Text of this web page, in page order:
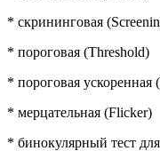
* скрининговая
* пороговая (Тhrеshоld)
* пороговая ускоренная
* мерцательная (Fliсkеr)
* бинокулярный тест